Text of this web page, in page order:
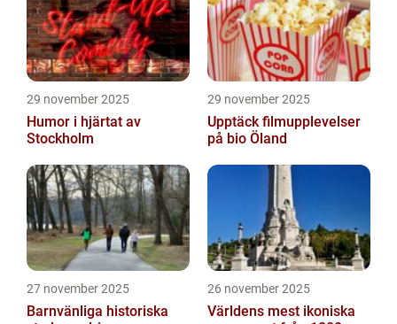
29 november 2025
Humor i hjärtat av
Stockholm
29 november 2025
Upptäck filmupplevelser
på bio Öland
27 november 2025
Barnvänliga historiska
26 november 2025
Världens mest ikoniska